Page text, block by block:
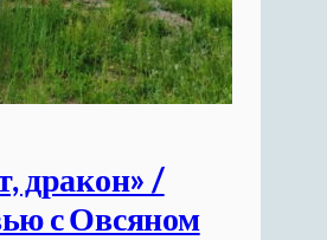
дракон» /
с Овсяном